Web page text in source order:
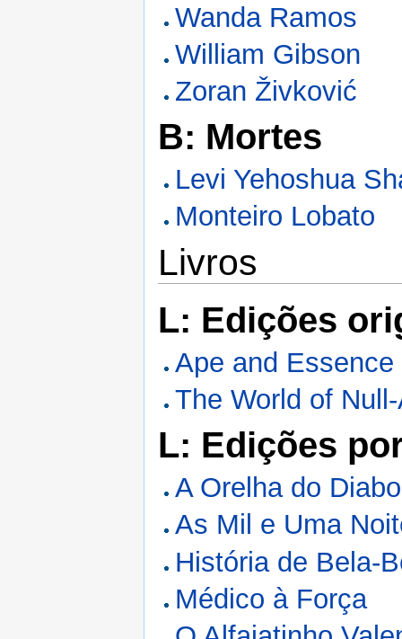
Wanda Ramos
William Gibson
Zoran Živković
B: Mortes
Levi Yehoshua
Monteiro Lobato
Livros
L: Edições
Ape and Essence
The World of
L: Edições
A Orelha do Diabo
As Mil e Uma
História de Bela-
Médico à Força